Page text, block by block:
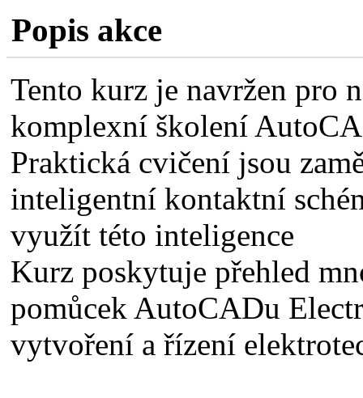
Popis akce
Tento kurz je navržen pro
komplexní školení
Praktická cvičení jsou
inteligentní kontaktní
využít této inteligence
Kurz poskytuje přehled
pomůcek AutoCADu
vytvoření a řízení